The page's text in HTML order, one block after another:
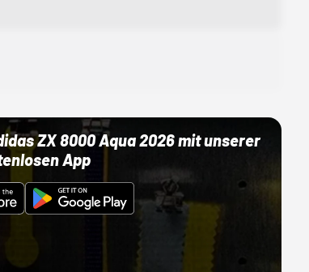
ZX 8000 Aqua 2026 mit unserer
App